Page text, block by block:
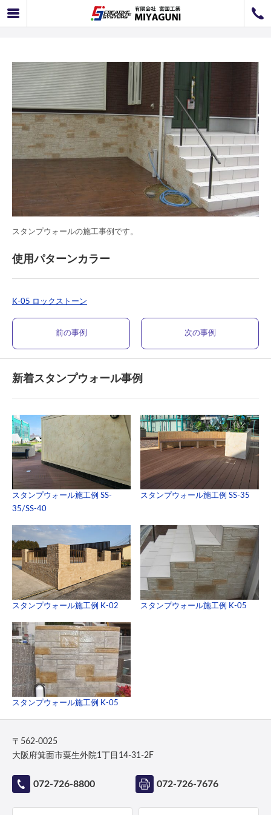
スタンプウォール事例 スタンプウォール施工例 K-05
スタンプウォールの施工事例です。
使用パターンカラー
K-05 ロックストーン
前の事例 次の事例
新着スタンプウォール事例
スタンプウォール施工例 SS-
35/SS-40
スタンプウォール施工例 SS-35
スタンプウォール施工例 K-02 スタンプウォール施工例 K-05
スタンプウォール施工例 K-05
〒562-0025
大阪府箕面市粟生外院1丁目14-31-2F
072-726-8800 072-726-7676